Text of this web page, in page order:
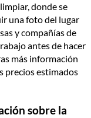
donde se
una foto del lugar
y compañías de
antes de hacer
más información
precios estimados
sobre la